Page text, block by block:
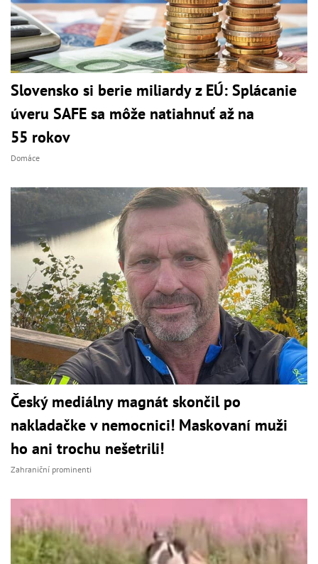
Slovensko si berie miliardy z EÚ: Splácanie
úveru SAFE sa môže natiahnuť až na
55 rokov
Domáce
Český mediálny magnát skončil po
nakladačke v nemocnici! Maskovaní muži
ho ani trochu nešetrili!
Zahraniční prominenti